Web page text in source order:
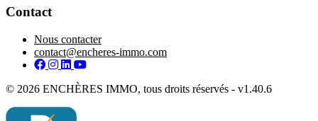
Contact
Nous contacter
contact@encheres-immo.com
Facebook
Instagram
LinkedIn
YouTube
© 2026 ENCHÈRES IMMO, tous droits réservés - v1.40.6